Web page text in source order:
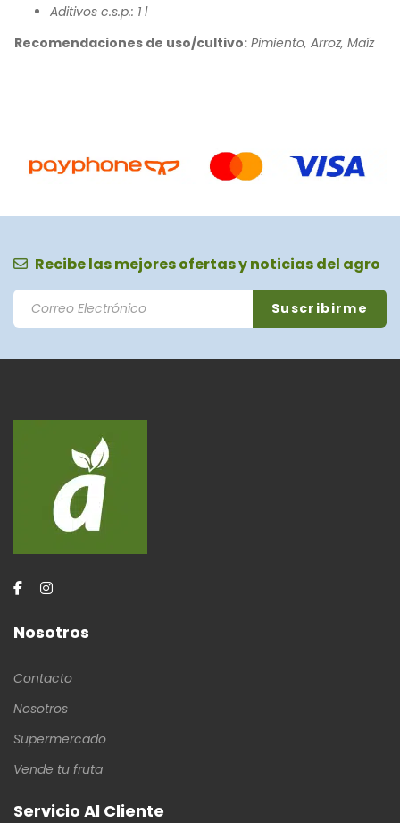
Aditivos c.s.p.: 1 l
Recomendaciones de uso/cultivo: Pimiento, Arroz, Maíz
Recibe las mejores ofertas y noticias del agro
Nosotros
Contacto
Nosotros
Supermercado
Vende tu fruta
Servicio Al Cliente